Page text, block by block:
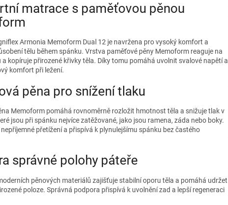
matrace s paměťovou pěnou
Armonia Memoform Dual 12 je navržena pro vysoký komfort a
tělu během spánku. Vrstva paměťové pěny Memoform reaguje na
kopíruje přirozené křivky těla. Díky tomu pomáhá uvolnit svalové napětí a
komfort při ležení.
pěna pro snížení tlaku
Memoform pomáhá rovnoměrně rozložit hmotnost těla a snižuje tlak v
jsou při spánku nejvíce zatěžované, jako jsou ramena, záda nebo boky.
přetížení a přispívá k plynulejšímu spánku bez častého
správné polohy páteře
pěnových materiálů zajišťuje stabilní oporu těla a pomáhá udržet
poloze. Správná podpora přispívá k uvolnění zad a lepší regeneraci